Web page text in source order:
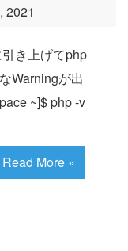
2021
き上げてphp
Warningが出
~]$ php -v
Read More »